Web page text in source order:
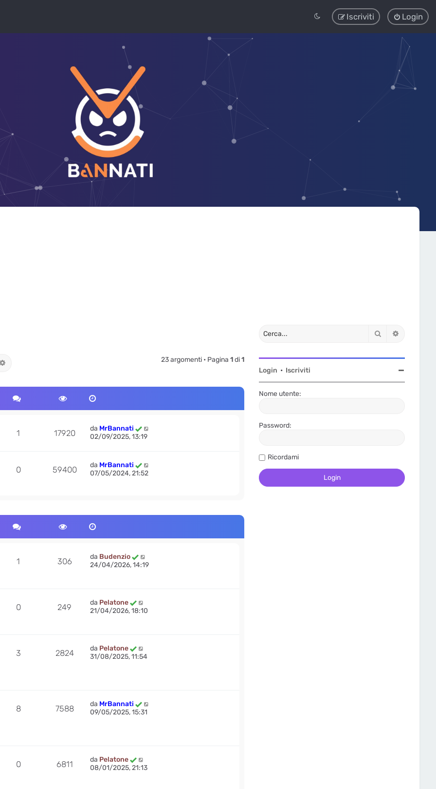
Login
Iscriviti
23 argomenti • Pagina1di1
1 17920 da MrBannati
02/09/2025, 13:19
0 59400 da MrBannati
07/05/2024, 21:52
1 306 da Budenzio
24/04/2026, 14:19
0 249 da Pelatone
21/04/2026, 18:10
3 2824 da Pelatone
31/08/2025, 11:54
8 7588 da MrBannati
09/05/2025, 15:31
0 6811 da Pelatone
08/01/2025, 21:13
Cerca
Login • Iscriviti
Nome utente:
Password:
Ricordami